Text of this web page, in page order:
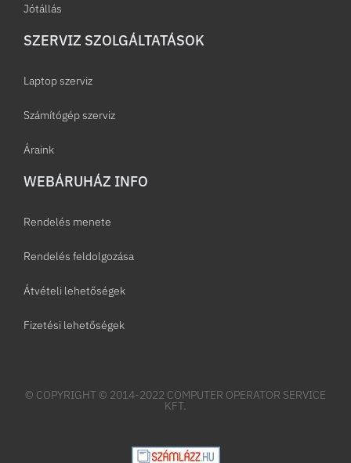
Jótállás
SZERVIZ SZOLGÁLTATÁSOK
Laptop szerviz
Számítógép szerviz
Áraink
WEBÁRUHÁZ INFO
Rendelés menete
Rendelés feldolgozása
Átvételi lehetőségek
Fizetési lehetőségek
© COPYRIGHT © 2014-2022 COMPUTER OPERATOR SERVICE
KFT.